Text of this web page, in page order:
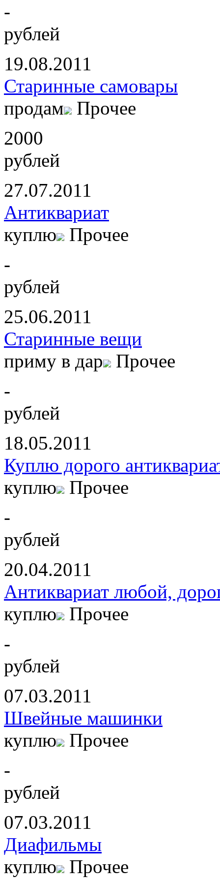
-
рублей
19.08.2011
Старинные самовары
продам
Прочее
2000
рублей
27.07.2011
Антиквариат
куплю
Прочее
-
рублей
25.06.2011
Старинные вещи
приму в дар
Прочее
-
рублей
18.05.2011
Куплю дорого
куплю
Прочее
-
рублей
20.04.2011
Антиквариат любой,
куплю
Прочее
-
рублей
07.03.2011
Швейные машинки
куплю
Прочее
-
рублей
07.03.2011
Диафильмы
куплю
Прочее